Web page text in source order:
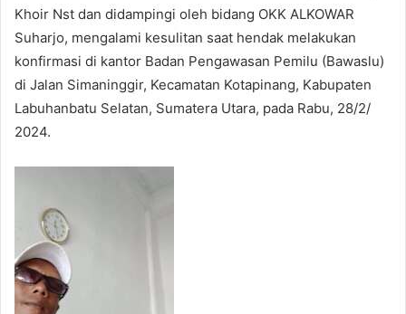
Khoir Nst dan didampingi oleh bidang OKK ALKOWAR
Suharjo, mengalami kesulitan saat hendak melakukan
konfirmasi di kantor Badan Pengawasan Pemilu (Bawaslu)
di Jalan Simaninggir, Kecamatan Kotapinang, Kabupaten
Labuhanbatu Selatan, Sumatera Utara, pada Rabu, 28/2/
2024.